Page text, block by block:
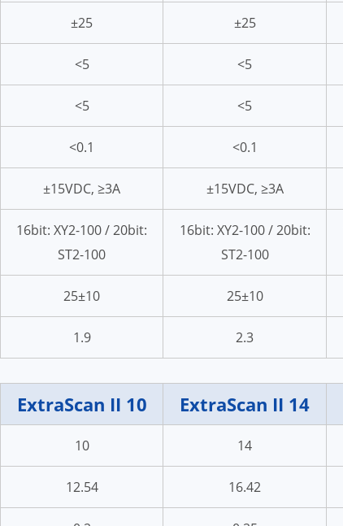
±25 ±25
<5 <5
<5 <5
<0.1 <0.1
±15VDC, ≥3A ±15VDC, ≥3A
16bit: XY2-100 / 20bit:
ST2-100
16bit: XY2-100 / 20bit:
ST2-100
25±10 25±10
1.9 2.3
ExtraScan II 10 ExtraScan II 14
10 14
12.54 16.42